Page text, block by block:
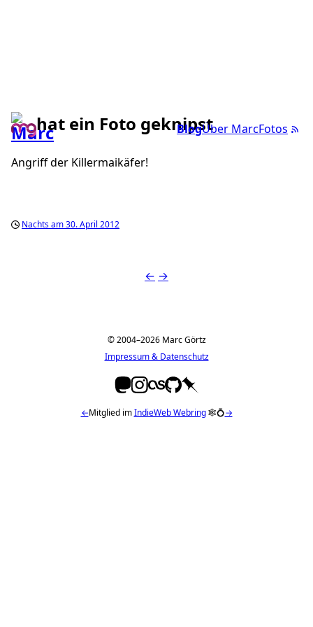
BlogÜber MarcFotos
hat ein Foto geknipst
Angriff der Killermaikäfer!
Nachts am 30. April 2012
← →
© 2004–2026 Marc Görtz
Impressum & Datenschutz
←Mitglied imIndieWeb Webring🕸💍→